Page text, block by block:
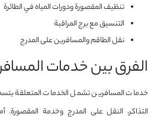
تنظيف المقصورة ودورات المياه في الطائرة
التنسيق مع برج المراقبة
نقل الطاقم والمسافرين على المدرج
الفرق بين خدمات
خدمات المسافرين تشمل الخدمات المتعلقة
التذاكر، النقل على المدرج وخدمة